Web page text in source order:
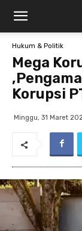
Hukum & Politik
Mega
Korupsi
Minggu, 31 Maret